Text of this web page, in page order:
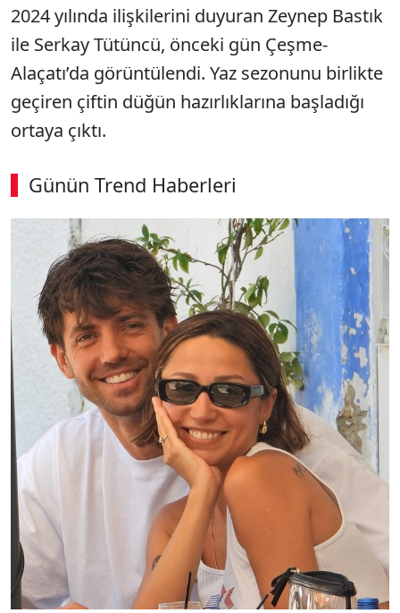
2024 yılında ilişkilerini duyuran Zeynep Bastık
ile Serkay Tütüncü, önceki gün Çeşme-
Alaçatı’da görüntülendi. Yaz sezonunu birlikte
geçiren çiftin düğün hazırlıklarına başladığı
ortaya çıktı.
Günün Trend Haberleri
00:02 / 09:08
Sesi Aç